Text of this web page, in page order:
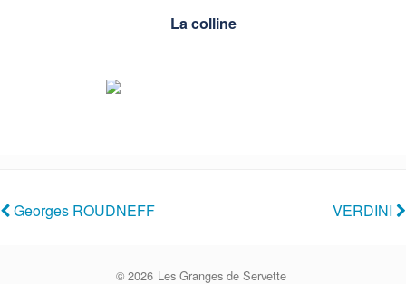
La colline
Georges ROUDNEFF VERDINI
© 2026 Les Granges de Servette